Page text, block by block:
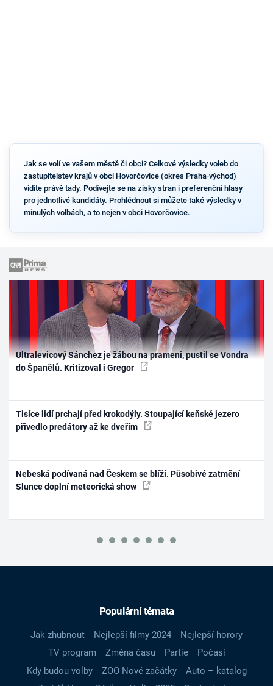
Jak se volí ve vašem městě či obci? Celkové výsledky voleb do
zastupitelstev krajů v obci Hovorčovice (okres Praha-východ)
vidíte právě tady. Podívejte se na zisky stran i preferenční hlasy
pro jednotlivé kandidáty. Prohlédnout si můžete také výsledky v
minulých volbách, a to nejen v obci Hovorčovice.
Ultralevicový Sánchez je žábou na prameni, pustil se Vondra
do Španělů. Kritizoval i Gregor
Tisíce lidí prchají před krokodýly. Stoupající keňské jezero
přivedlo predátory až ke dveřím
Nebeská podívaná nad Českem se blíží. Působivé zatmění
Slunce doplní meteorická show
Populární témata
Jak zhubnout Nejlepší filmy 2024
Nejlepší horory
TV program
Změna času Partie
Počasí
Kdy budou volby
ZOO Nové začátky
Auto – katalog